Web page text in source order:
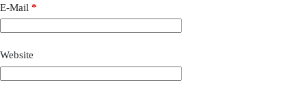
E-Mail *
Website